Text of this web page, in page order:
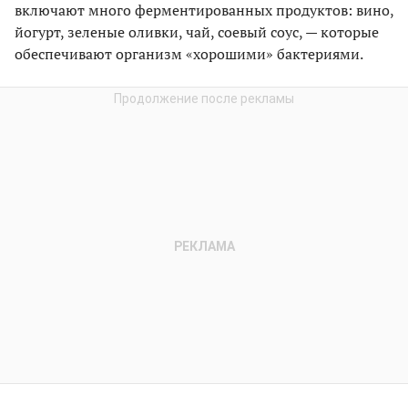
включают много ферментированных продуктов: вино,
йогурт, зеленые оливки, чай, соевый соус, — которые
обеспечивают организм «хорошими» бактериями.